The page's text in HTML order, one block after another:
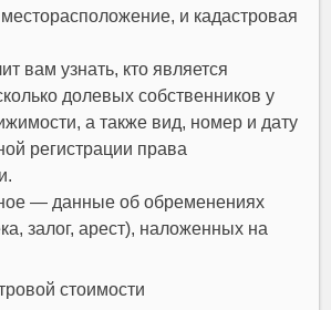
и кадастровая
вам узнать, кто является
долевых собственников у
а также вид, номер и дату
регистрации права
— данные об обременениях
залог, арест), наложенных на
стоимости